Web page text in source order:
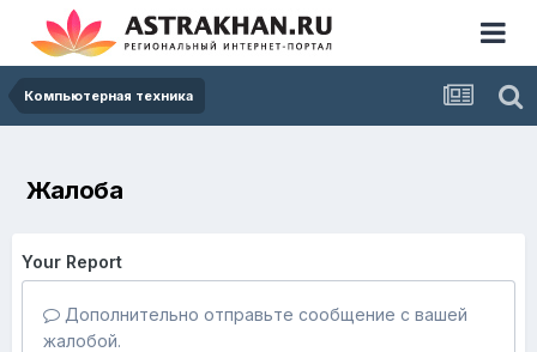
Компьютерная техника
Жалоба
Your Report
Дополнительно отправьте сообщение с вашей
жалобой.